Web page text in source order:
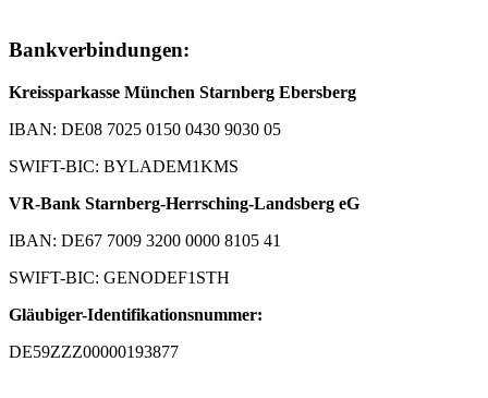
Bankverbindungen:
Kreissparkasse München Starnberg Ebersberg
IBAN: DE08 7025 0150 0430 9030 05
SWIFT-BIC: BYLADEM1KMS
VR-Bank Starnberg-Herrsching-Landsberg eG
IBAN: DE67 7009 3200 0000 8105 41
SWIFT-BIC: GENODEF1STH
Gläubiger-Identifikationsnummer:
DE59ZZZ00000193877